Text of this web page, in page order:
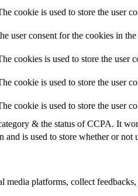
cookie is used to store the user
user consent for the cookies in
cookies is used to store the user
cookie is used to store the user
cookie is used to store the user
& the status of CCPA. It
is used to store whether or not
platforms, collect